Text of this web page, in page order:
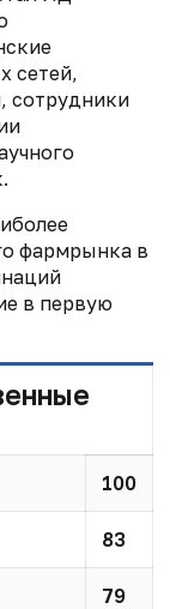
сетей,
сотрудники
фармрынка в
в первую
100
83
79